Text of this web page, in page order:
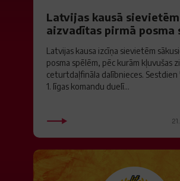
Latvijas kausā sievietēm
aizvadītas pirmā posma
Latvijas kausa izcīņa sievietēm
posma spēlēm, pēc kurām kļuvušas
ceturtdaļfināla dalībnieces.
1. līgas komandu duelī...